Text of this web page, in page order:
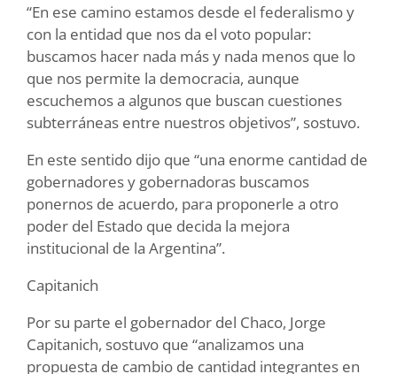
“En ese camino estamos desde el federalismo y
con la entidad que nos da el voto popular:
buscamos hacer nada más y nada menos que lo
que nos permite la democracia, aunque
escuchemos a algunos que buscan cuestiones
subterráneas entre nuestros objetivos”, sostuvo.
En este sentido dijo que “una enorme cantidad de
gobernadores y gobernadoras buscamos
ponernos de acuerdo, para proponerle a otro
poder del Estado que decida la mejora
institucional de la Argentina”.
Capitanich
Por su parte el gobernador del Chaco, Jorge
Capitanich, sostuvo que “analizamos una
propuesta de cambio de cantidad integrantes en